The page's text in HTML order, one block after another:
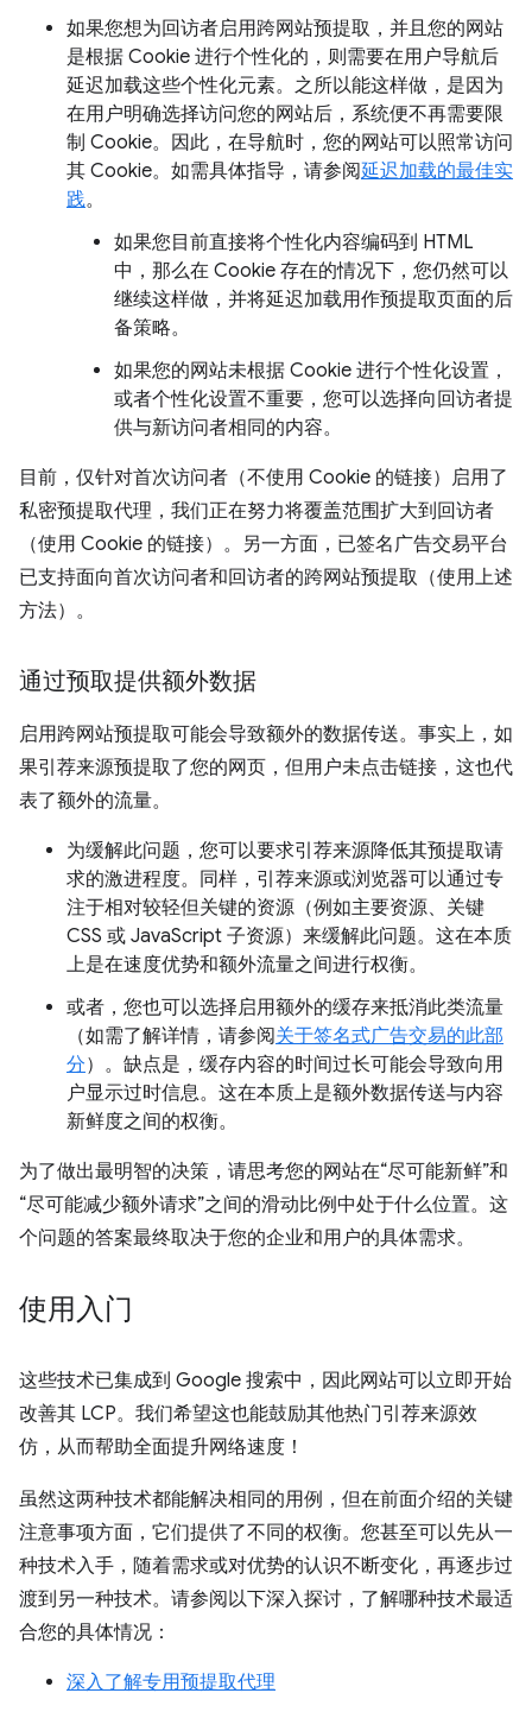
如果您想为回访者启用跨网站预提取，并且您的网站
是根据 Cookie 进行个性化的，则需要在用户导航后
延迟加载这些个性化元素。之所以能这样做，是因为
在用户明确选择访问您的网站后，系统便不再需要限
制 Cookie。因此，在导航时，您的网站可以照常访问
其 Cookie。如需具体指导，请参阅延迟加载的最佳实
践。
如果您目前直接将个性化内容编码到 HTML
中，那么在 Cookie 存在的情况下，您仍然可以
继续这样做，并将延迟加载用作预提取页面的后
备策略。
如果您的网站未根据 Cookie 进行个性化设置，
或者个性化设置不重要，您可以选择向回访者提
供与新访问者相同的内容。
目前，仅针对首次访问者（不使用 Cookie 的链接）启用了
私密预提取代理，我们正在努力将覆盖范围扩大到回访者
（使用 Cookie 的链接）。另一方面，已签名广告交易平台
已支持面向首次访问者和回访者的跨网站预提取（使用上述
方法）。
通过预取提供额外数据
启用跨网站预提取可能会导致额外的数据传送。事实上，如
果引荐来源预提取了您的网页，但用户未点击链接，这也代
表了额外的流量。
为缓解此问题，您可以要求引荐来源降低其预提取请
求的激进程度。同样，引荐来源或浏览器可以通过专
注于相对较轻但关键的资源（例如主要资源、关键
CSS 或 JavaScript 子资源）来缓解此问题。这在本质
上是在速度优势和额外流量之间进行权衡。
或者，您也可以选择启用额外的缓存来抵消此类流量
（如需了解详情，请参阅关于签名式广告交易的此部
分）。缺点是，缓存内容的时间过长可能会导致向用
户显示过时信息。这在本质上是额外数据传送与内容
新鲜度之间的权衡。
为了做出最明智的决策，请思考您的网站在“尽可能新鲜”和
“尽可能减少额外请求”之间的滑动比例中处于什么位置。这
个问题的答案最终取决于您的企业和用户的具体需求。
使用入门
这些技术已集成到 Google 搜索中，因此网站可以立即开始
改善其 LCP。我们希望这也能鼓励其他热门引荐来源效
仿，从而帮助全面提升网络速度！
虽然这两种技术都能解决相同的用例，但在前面介绍的关键
注意事项方面，它们提供了不同的权衡。您甚至可以先从一
种技术入手，随着需求或对优势的认识不断变化，再逐步过
渡到另一种技术。请参阅以下深入探讨，了解哪种技术最适
合您的具体情况：
深入了解专用预提取代理